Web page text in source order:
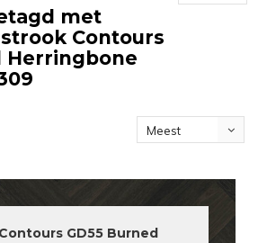
met
Contours
Herringbone
Meest
GD55 Burned